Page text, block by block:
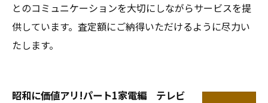
とのコミュニケーションを大切にしながらサービスを提
供しています。査定額にご納得いただけるように尽力い
たします。
昭和に価値アリ!パート1家電編 テレビ